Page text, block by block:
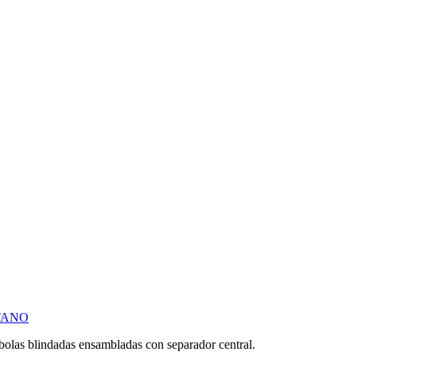
blindadas ensambladas con separador central.